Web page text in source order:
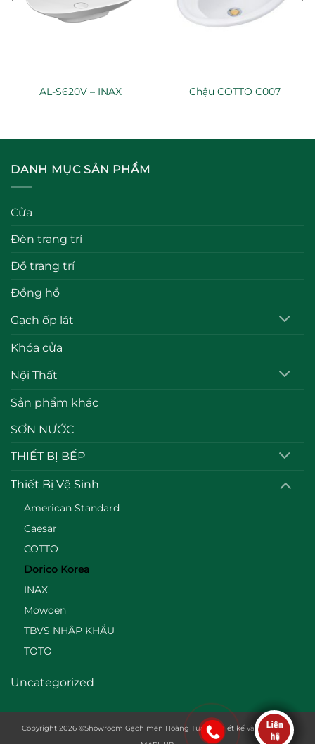
AL-S620V – INAX Chậu COTTO C007
DANH MỤC SẢN PHẨM
Cửa
Đèn trang trí
Đồ trang trí
Đồng hồ
Gạch ốp lát
Khóa cửa
Nội Thất
Sản phẩm khác
SƠN NƯỚC
THIẾT BỊ BẾP
Thiết Bị Vệ Sinh
American Standard
Caesar
COTTO
Dorico Korea
INAX
Mowoen
TBVS NHẬP KHẨU
TOTO
Uncategorized
Copyright 2026 ©Showroom Gạch men Hoàng Tuấn | Thiết kế và duy trì bởi